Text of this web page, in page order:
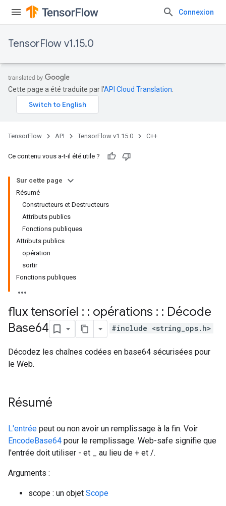
Connexion
TensorFlow v1.15.0
Cette page a été traduite par l'API Cloud Translation
TensorFlow API TensorFlow v1.15.0 C++
Ce contenu vous a-t-il été utile ?
Sur cette page
Résumé
Constructeurs et Destructeurs
Attributs publics
Fonctions publiques
Attributs publics
opération
sortir
Fonctions publiques
flux tensoriel : : opérations : : Décode
Base64
#include <string_ops.h>
Décodez les chaînes codées en base64 sécurisées pour
le Web.
Résumé
L'entrée peut ou non avoir un remplissage à la fin. Voir
EncodeBase64 pour le remplissage. Web-safe signifie que
l'entrée doit utiliser - et _ au lieu de + et /.
Arguments :
scope : un objet Scope